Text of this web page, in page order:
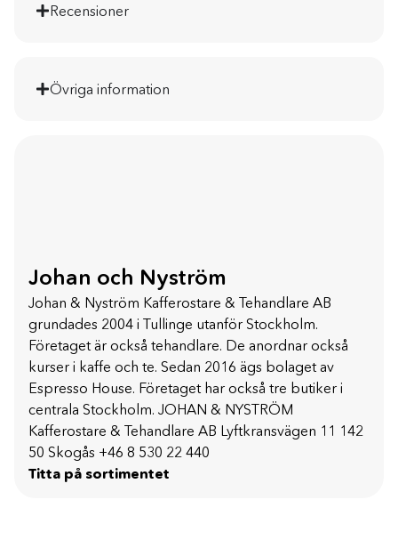
Recensioner
Övriga information
Johan och Nyström
Johan & Nyström Kafferostare & Tehandlare AB
grundades 2004 i Tullinge utanför Stockholm.
Företaget är också tehandlare. De anordnar också
kurser i kaffe och te. Sedan 2016 ägs bolaget av
Espresso House. Företaget har också tre butiker i
centrala Stockholm. JOHAN & NYSTRÖM
Kafferostare & Tehandlare AB Lyftkransvägen 11 142
50 Skogås +46 8 530 22 440
Titta på sortimentet